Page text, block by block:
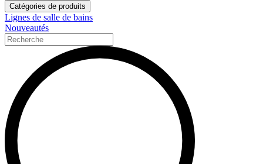
Catégories de produits
Lignes de salle de bains
Nouveautés